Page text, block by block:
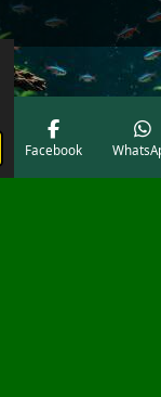
Facebook